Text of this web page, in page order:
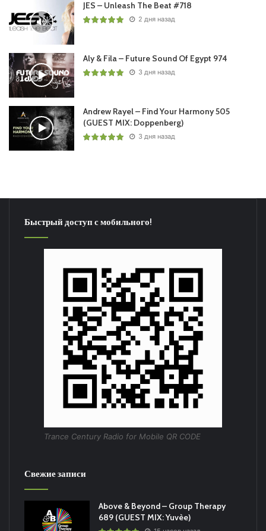
JES – Unleash The Beat #718
2 дня назад
Aly & Fila – Future Sound Of Egypt 974
3 дня назад
Andrew Rayel – Find Your Harmony 505
(GUEST MIX: Doppenberg)
3 дня назад
Быстрый доступ с мобильного!
Trance Century Radio for Mobile QR CODE
Свежие записи
Above & Beyond – Group Therapy
689 (GUEST MIX: Yuvèe)